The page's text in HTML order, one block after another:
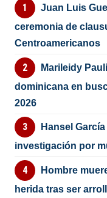
Juan Luis
ceremonia de
Centroamericanos
Marileidy
dominicana en
2026
Hansel
investigación por
Hombre
herida tras ser